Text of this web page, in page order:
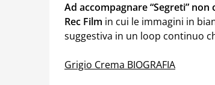
Ad accompagnare “Segreti”
Rec Film in cui le immagini in
suggestiva in un loop continuo
Grigio Crema BIOGRAFIA